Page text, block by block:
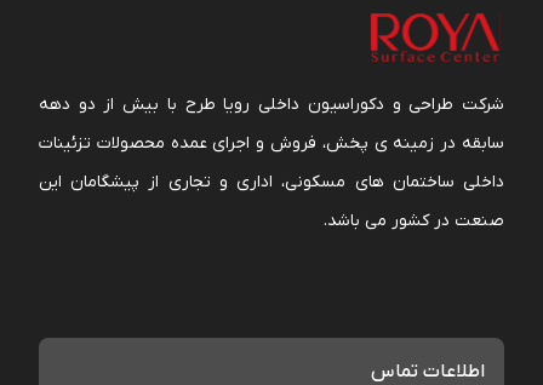
شرکت طراحی و دکوراسیون داخلی رویا طرح با بیش از دو دهه
سابقه در زمینه ی پخش، فروش و اجرای عمده محصولات تزئینات
داخلی ساختمان های مسکونی، اداری و تجاری از پیشگامان این
صنعت در کشور می باشد.
اطلاعات تماس